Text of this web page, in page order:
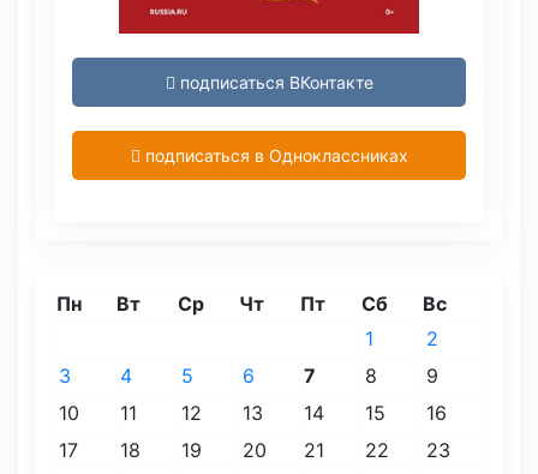
подписаться ВКонтакте
подписаться в Одноклассниках
Пн Вт Ср Чт Пт Сб Вс
1
2
3
4 5 6 7 8
9
10
11 12 13 14 15
16
17
18 19 20 21 22
23